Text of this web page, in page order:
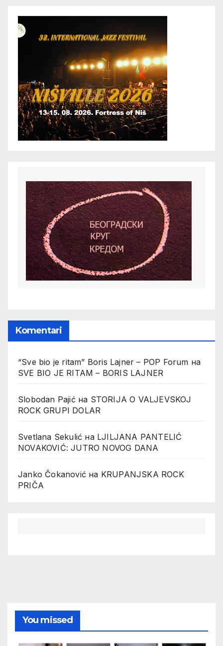
Komentari
“Sve bio je ritam” Boris Lajner – POP Forum на
SVE BIO JE RITAM – BORIS LAJNER
Slobodan Pajićна STORIJA O VALJEVSKOJ
ROCK GRUPI DOLAR
Svetlana Sekulić на LJILJANA PANTELIĆ
NOVAKOVIĆ: JUTRO NOVOG DANA
Janko Čokanović на KRUPANJSKA ROCK
PRIČA
You missed